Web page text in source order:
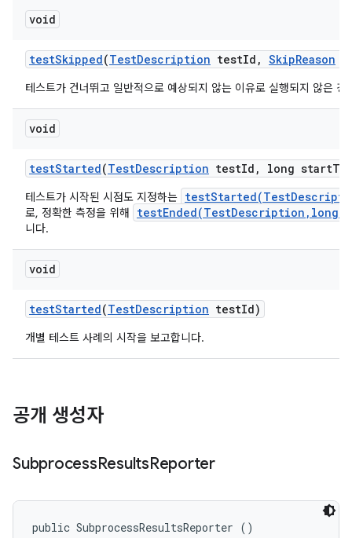
void
testSkipped(TestDescription testId , SkipReason
테스트가 건너뛰고 일반적으로 예상되지 않는 이유로 실행되지 않은 경
void
testStarted(TestDescription testId , long start
테스트가 시작된 시점도 지정하는
로, 정확한 측정을 위해
니다.
void
testStarted(TestDescription testId)
개별 테스트 사례의 시작을 보고합니다.
공개 생성자
SubprocessResultsReporter
public SubprocessResultsReporter ()